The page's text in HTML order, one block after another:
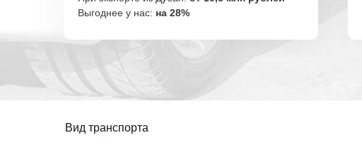
Выгоднее у нас: на 28%
Вид транспорта